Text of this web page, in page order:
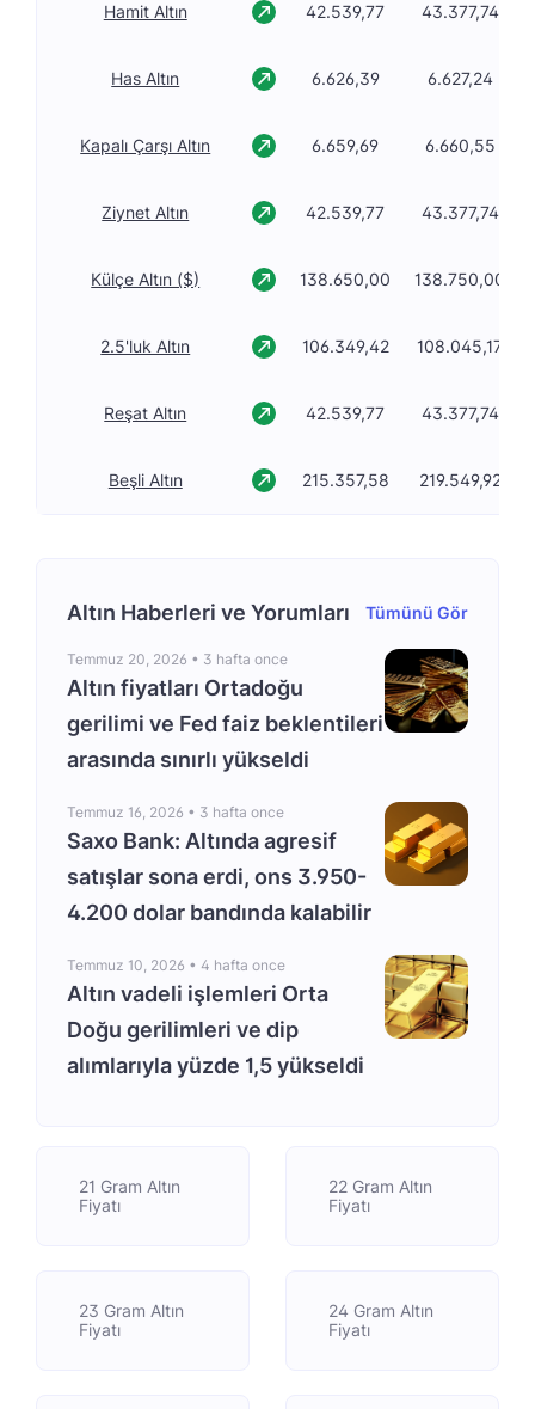
Hamit Altın 42.539,77 43.377,74
Has Altın 6.626,39 6.627,24
Kapalı Çarşı Altın 6.659,69 6.660,55
Ziynet Altın 42.539,77 43.377,74
Külçe Altın ($) 138.650,00 138.750,00
2.5'luk Altın 106.349,42 108.045,17
Reşat Altın 42.539,77 43.377,74
Beşli Altın 215.357,58 219.549,92
Altın Haberleri ve Yorumları Tümünü Gör
Temmuz 20, 2026 • 3 hafta once
Altın fiyatları Ortadoğu
gerilimi ve Fed faiz beklentileri
arasında sınırlı yükseldi
Temmuz 16, 2026 • 3 hafta once
Saxo Bank: Altında agresif
satışlar sona erdi, ons 3.950-
4.200 dolar bandında kalabilir
Temmuz 10, 2026 • 4 hafta once
Altın vadeli işlemleri Orta
Doğu gerilimleri ve dip
alımlarıyla yüzde 1,5 yükseldi
21 Gram Altın
Fiyatı
22 Gram Altın
Fiyatı
23 Gram Altın
Fiyatı
24 Gram Altın
Fiyatı